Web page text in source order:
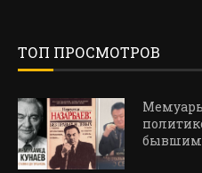
ТОП ПРОСМОТРОВ
бывшим